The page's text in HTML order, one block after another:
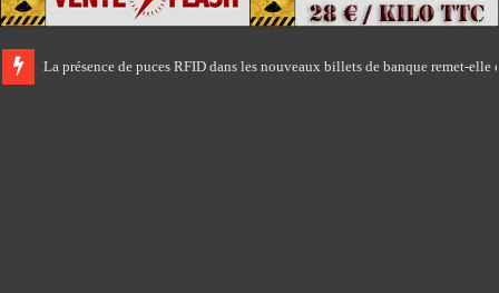
La présence de puces RFID dans les nouveaux billets de banque remet-